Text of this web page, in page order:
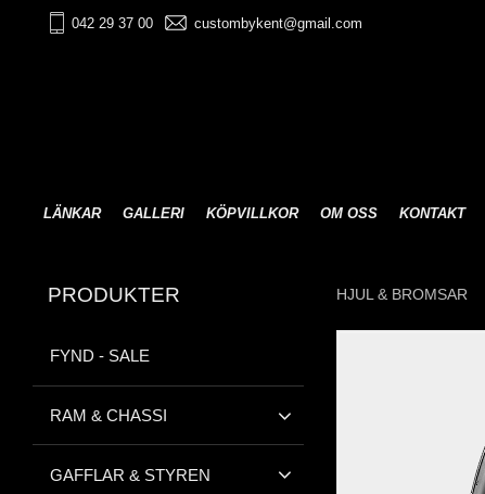
042 29 37 00 custombykent@gmail.com
LÄNKAR GALLERI KÖPVILLKOR OM OSS KONTAKT
HJUL & BROMSAR
PRODUKTER
FYND - SALE
RAM & CHASSI
GAFFLAR & STYREN